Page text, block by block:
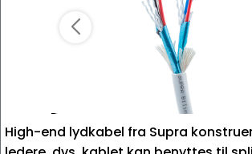
High-end lydkabel fra Supra